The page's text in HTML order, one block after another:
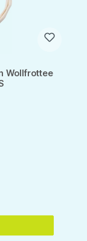
Wollfrottee